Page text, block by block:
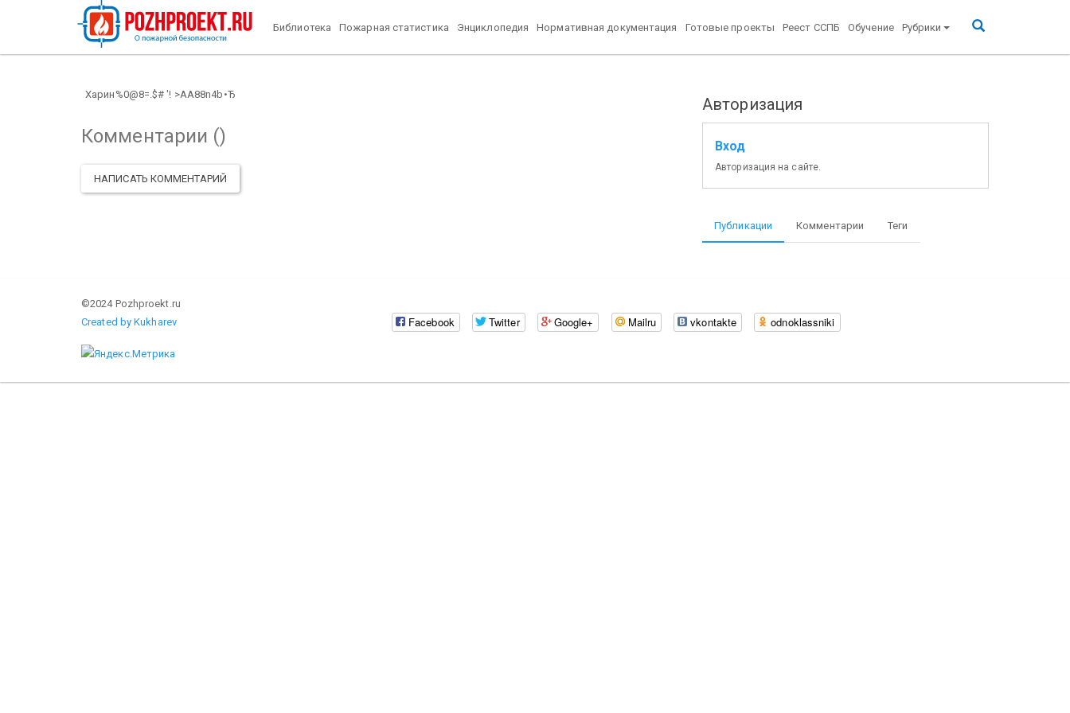
Библиотека Пожарная статистика Энциклопедия Нормативная документация Готовые проекты Реест ССПБ Обучение Рубрики
Харин%0@8=.$# '! >AA88n4b•Ђ
Комментарии ()
НАПИСАТЬ КОММЕНТАРИЙ
Авторизация
Вход
Авторизация на сайте.
Публикации Комментарии Теги
©2024 Pozhproekt.ru
Created by Kukharev
Facebook Twitter Google+ Mailru vkontakte odnoklassniki